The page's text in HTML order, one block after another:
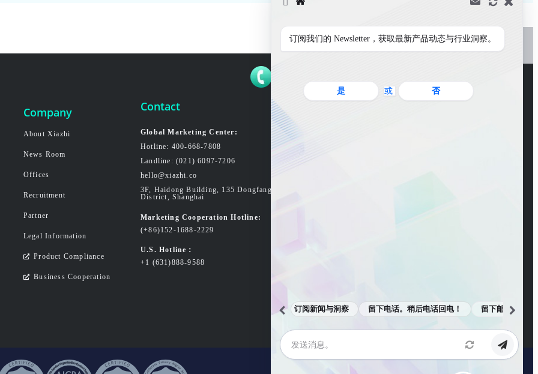
Company
About Xiazhi
News Room
Offices
Recruitment
Partner
Legal Information
Product Compliance
Business Cooperation
Contact
Global Marketing Center:
Hotline: 400-668-7808
Landline: (021) 6097-7206
hello@xiazhi.co
3F, Haidong Building, 135 Dongfang Road, Pudong New
District, Shanghai
Marketing Cooperation Hotline:
(+86)152-1688-2229
U.S. Hotline：
+1 (631)888-9588
订阅我们的 Newsletter，获取最新产品动态与行业洞察。
是 或 否
订阅新闻与洞察 留下电话。稍后电话回电！ 留下邮箱。邮件